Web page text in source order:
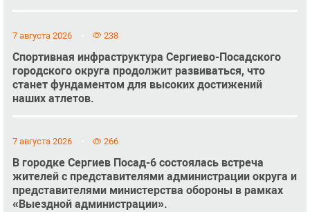
7 августа 2026 238
Спортивная инфраструктура Сергиево-Посадского
городского округа продолжит развиваться, что
станет фундаментом для высоких достижений
наших атлетов.
7 августа 2026 266
В городке Сергиев Посад-6 состоялась встреча
жителей с представителями администрации округа и
представителями министерства обороны в рамках
«Выездной администрации».